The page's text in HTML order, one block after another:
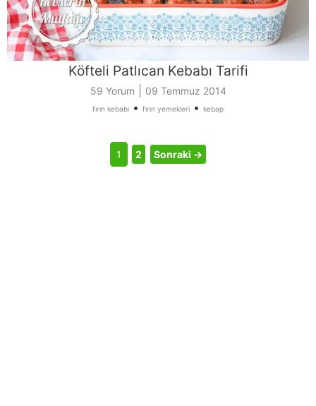
Köfteli Patlıcan Kebabı Tarifi
59 Yorum 09 Temmuz 2014
fırın kebabı • fırın yemekleri • kebap
1 2 Sonraki →